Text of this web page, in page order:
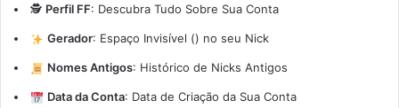
🕵️ Perfil FF: Descubra Tudo Sobre Sua Conta
Gerador: Espaço Invisível (ㅤ) no seu Nick
Nomes Antigos: Histórico de Nicks Antigos
Data da Conta: Data de Criação da Sua Conta